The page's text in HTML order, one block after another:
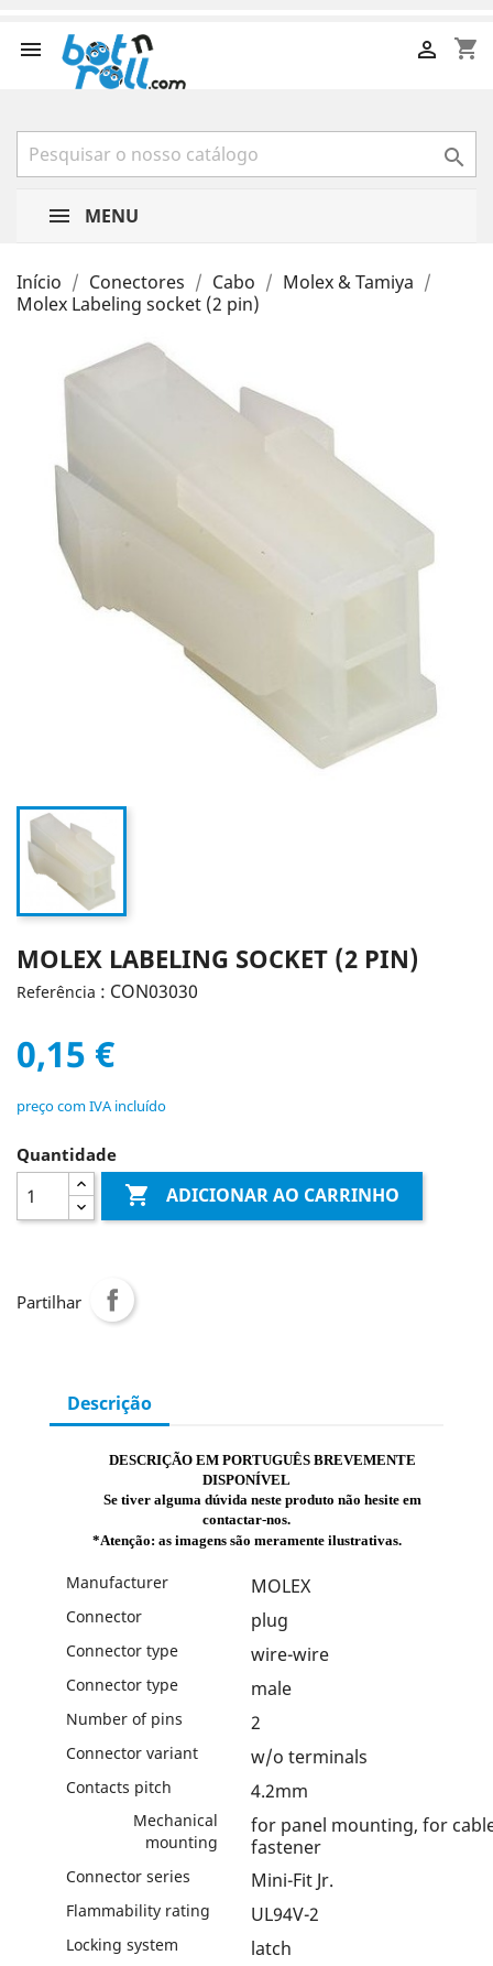
 shopping_cart


MENU
Início Conectores Cabo
Molex & Tamiya
Molex Labeling socket (2 pin)
MOLEX LABELING SOCKET (2 PIN)
Referência : CON03030
0,15 €
preço com IVA incluído
Quantidade
 ADICIONAR AO CARRINHO
Partilhar
Descrição
DESCRIÇÃO EM PORTUGUÊS BREVEMENTE
DISPONÍVEL
Se tiver alguma dúvida neste produto não hesite em
contactar-nos.
*Atenção: as imagens são meramente ilustrativas.
Manufacturer MOLEX
Connector plug
Connector type wire-wire
Connector type male
Number of pins 2
Connector variant w/o terminals
Contacts pitch 4.2mm
Mechanical
mounting
for panel mounting, for
fastener
Connector series Mini-Fit Jr.
Flammability rating UL94V-2
Locking system latch